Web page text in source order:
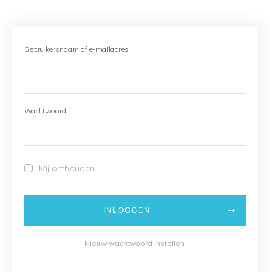
Gebruikersnaam of e-mailadres
Wachtwoord
Mij onthouden
INLOGGEN
Nieuw wachtwoord instellen